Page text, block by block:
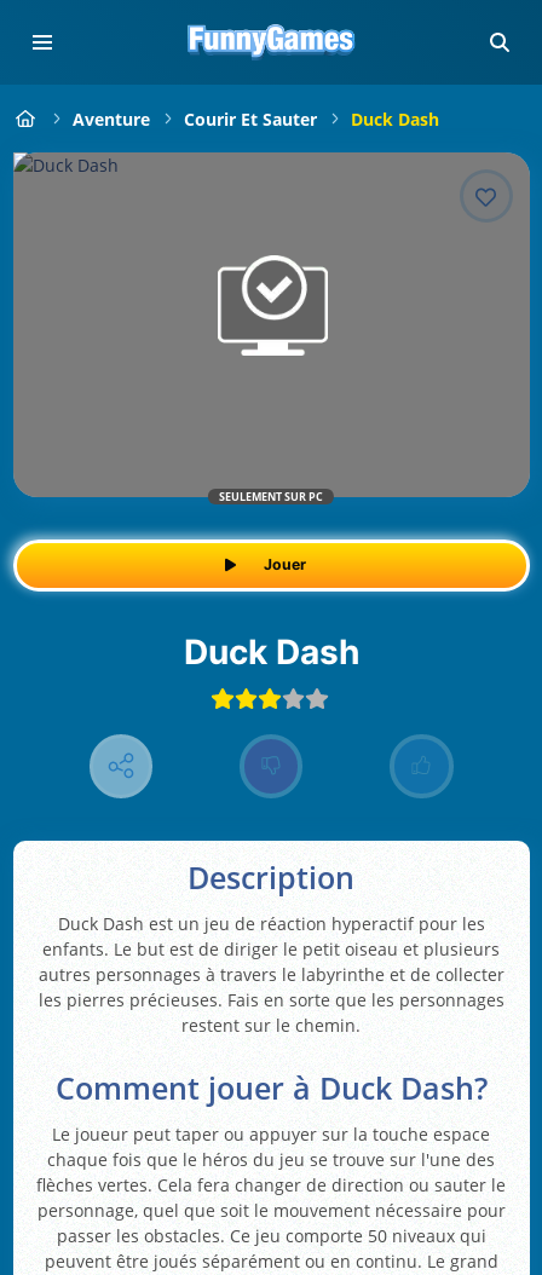
Aventure Courir Et Sauter Duck Dash
SEULEMENT SUR PC
Jouer
Duck Dash
Description
Duck Dash est un jeu de réaction hyperactif pour les
enfants. Le but est de diriger le petit oiseau et plusieurs
autres personnages à travers le labyrinthe et de collecter
les pierres précieuses. Fais en sorte que les personnages
restent sur le chemin.
Comment jouer à Duck Dash?
Le joueur peut taper ou appuyer sur la touche espace
chaque fois que le héros du jeu se trouve sur l'une des
flèches vertes. Cela fera changer de direction ou sauter le
personnage, quel que soit le mouvement nécessaire pour
passer les obstacles. Ce jeu comporte 50 niveaux qui
peuvent être joués séparément ou en continu. Le grand